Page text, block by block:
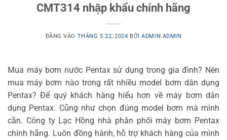
CMT314 nhập khẩu chính hãng
ĐĂNG VÀO THÁNG 5 22, 2024 BỞIADMIN ADMIN
Mua máy bơm nước Pentax sử dụng trong gia đình? Nên
mua máy bơm nào trong rất nhiều model bơm dân dụng
Pentax? Để quý khách hàng hiểu hơn về máy bơm dân
dụng Pentax. Cũng như chọn đúng model bơm mà mình
cần. Công ty Lạc Hồng nhà phân phối máy bơm Pentax
chính hãng. Luôn đồng hành, hỗ trợ khách hàng của mình